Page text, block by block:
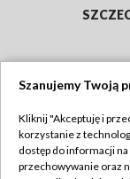
Abonament
Szanujemy Twoją
Kliknij "Akceptuję i
korzystanie z
dostęp do informacji
przechowywanie oraz